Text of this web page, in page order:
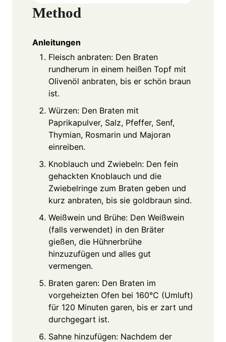
Method
Anleitungen
Fleisch anbraten: Den Braten
rundherum in einem heißen Topf mit
Olivenöl anbraten, bis er schön braun
ist.
Würzen: Den Braten mit
Paprikapulver, Salz, Pfeffer, Senf,
Thymian, Rosmarin und Majoran
einreiben.
Knoblauch und Zwiebeln: Den fein
gehackten Knoblauch und die
Zwiebelringe zum Braten geben und
kurz anbraten, bis sie goldbraun sind.
Weißwein und Brühe: Den Weißwein
(falls verwendet) in den Bräter
gießen, die Hühnerbrühe
hinzuzufügen und alles gut
vermengen.
Braten garen: Den Braten im
vorgeheizten Ofen bei 160°C (Umluft)
für 120 Minuten garen, bis er zart und
durchgegart ist.
Sahne hinzufügen: Nachdem der